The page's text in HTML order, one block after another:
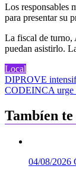
Los responsables
para presentar su
La fiscal de turno,
puedan asistirlo.
Local
Navegación
de
entradas
DIPROVE
CODEINCA urge
Tambíen
04/08/2026